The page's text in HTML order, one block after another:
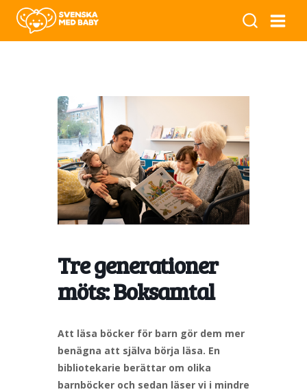
Tre generationer
möts: Boksamtal
Att läsa böcker för barn gör dem mer
benägna att själva börja läsa. En
bibliotekarie berättar om olika
barnböcker och sedan läser vi i mindre